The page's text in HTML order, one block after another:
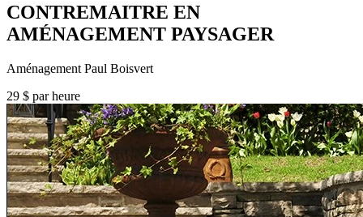
CONTREMAITRE EN
AMÉNAGEMENT PAYSAGER
Aménagement Paul Boisvert
29 $ par heure